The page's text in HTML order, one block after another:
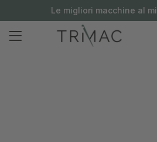
Le migliori macchine al